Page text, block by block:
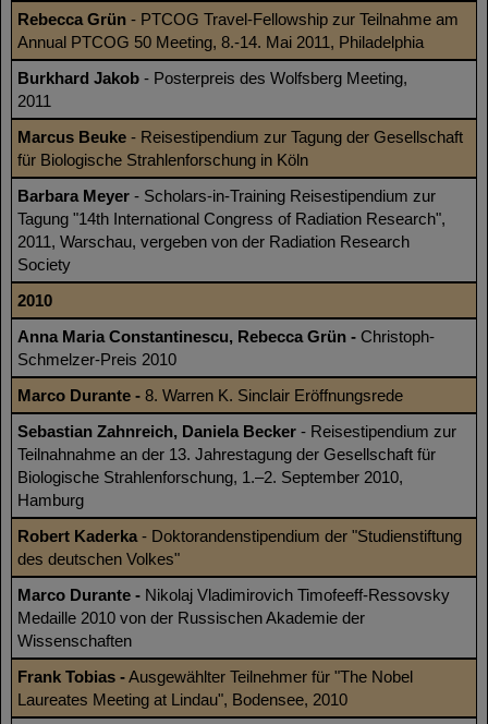
Rebecca Grün - PTCOG Travel-Fellowship zur Teilnahme am
Annual PTCOG 50 Meeting, 8.-14. Mai 2011, Philadelphia
Burkhard Jakob - Posterpreis des Wolfsberg Meeting,
2011
Marcus Beuke - Reisestipendium zur Tagung der Gesellschaft
für Biologische Strahlenforschung in Köln
Barbara Meyer - Scholars-in-Training Reisestipendium zur
Tagung "14th International Congress of Radiation Research",
2011, Warschau, vergeben von der Radiation Research
Society
2010
Anna Maria Constantinescu, Rebecca Grün - Christoph-
Schmelzer-Preis 2010
Marco Durante - 8. Warren K. Sinclair Eröffnungsrede
Sebastian Zahnreich, Daniela Becker - Reisestipendium zur
Teilnahnahme an der 13. Jahrestagung der Gesellschaft für
Biologische Strahlenforschung, 1.–2. September 2010,
Hamburg
Robert Kaderka - Doktorandenstipendium der "Studienstiftung
des deutschen Volkes"
Marco Durante - Nikolaj Vladimirovich Timofeeff-Ressovsky
Medaille 2010 von der Russischen Akademie der
Wissenschaften
Frank Tobias -Ausgewählter Teilnehmer für "The Nobel
Laureates Meeting at Lindau", Bodensee, 2010